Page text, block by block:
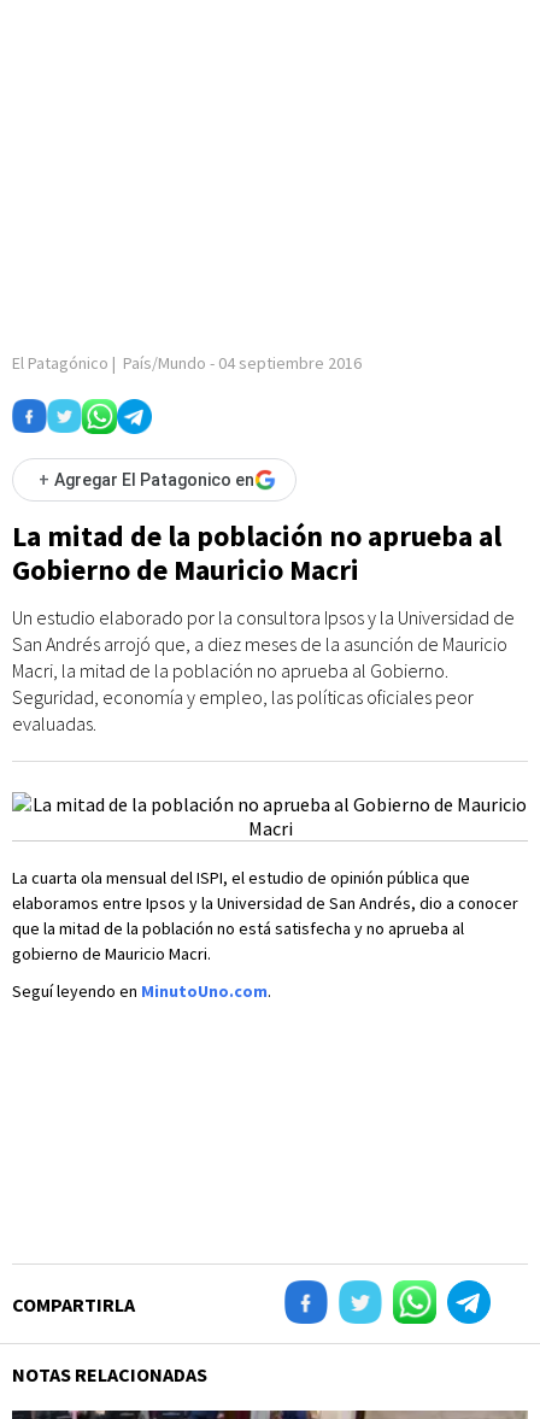
El Patagónico | País/Mundo - 04 septiembre 2016
+ Agregar El Patagonico en
La mitad de la población no aprueba al
Gobierno de Mauricio Macri
Un estudio elaborado por la consultora Ipsos y la Universidad de
San Andrés arrojó que, a diez meses de la asunción de Mauricio
Macri, la mitad de la población no aprueba al Gobierno.
Seguridad, economía y empleo, las políticas oficiales peor
evaluadas.
La cuarta ola mensual del ISPI, el estudio de opinión pública que
elaboramos entre Ipsos y la Universidad de San Andrés, dio a conocer
que la mitad de la población no está satisfecha y no aprueba al
gobierno de Mauricio Macri.
Seguí leyendo en MinutoUno.com.
COMPARTIRLA
NOTAS RELACIONADAS